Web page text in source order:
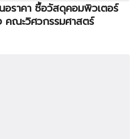
อราคา ซื้อวัสดุคอมพิวเตอร์
คณะวิศวกรรมศาสตร์